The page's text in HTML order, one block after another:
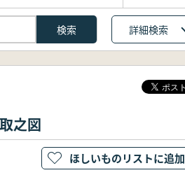
詳細検索
之図
ほしいものリストに追加